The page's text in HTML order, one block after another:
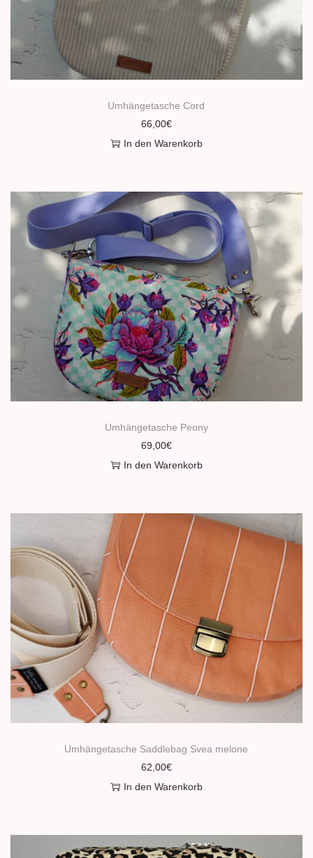
Umhängetasche Cord
66,00€
In den Warenkorb
Umhängetasche Peony
69,00€
In den Warenkorb
Umhängetasche Saddlebag Svea melone
62,00€
In den Warenkorb